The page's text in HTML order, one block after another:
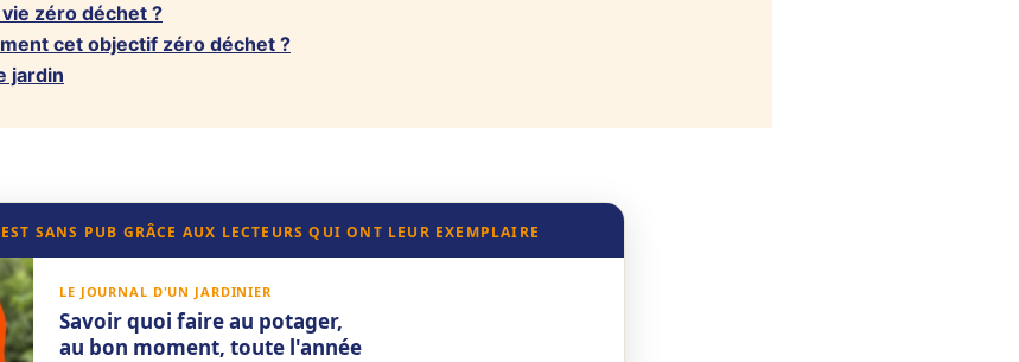
zéro déchet ?
cet objectif zéro déchet ?
jardin
SANS PUB GRÂCE AUX LECTEURS QUI ONT LEUR EXEMPLAIRE
LE JOURNAL D'UN JARDINIER
Savoir quoi faire au potager,
au bon moment, toute l'année